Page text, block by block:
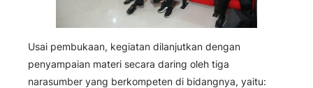
Usai pembukaan, kegiatan dilanjutkan dengan
penyampaian materi secara daring oleh tiga
narasumber yang berkompeten di bidangnya, yaitu: